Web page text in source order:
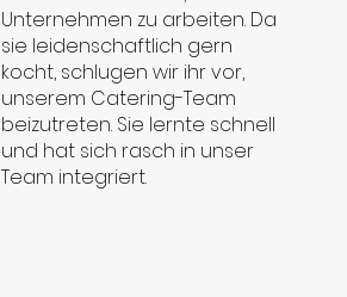
Unternehmen zu arbeiten. Da
sie leidenschaftlich gern
kocht, schlugen wir ihr vor,
unserem Catering-Team
beizutreten. Sie lernte schnell
und hat sich rasch in unser
Team integriert.